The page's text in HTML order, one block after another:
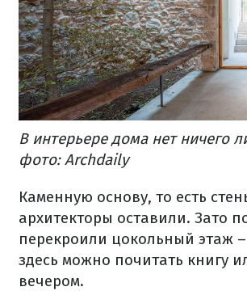
В интерьере дома нет ничего
фото: Archdaily
Каменную основу, то есть
архитекторы оставили. Зато
перекроили цокольный этаж
здесь можно почитать книгу
вечером.